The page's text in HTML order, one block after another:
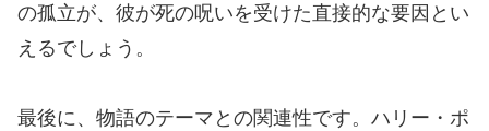
の孤立が、彼が死の呪いを受けた直接的な要因とい
えるでしょう。
最後に、物語のテーマとの関連性です。ハリー・ポ